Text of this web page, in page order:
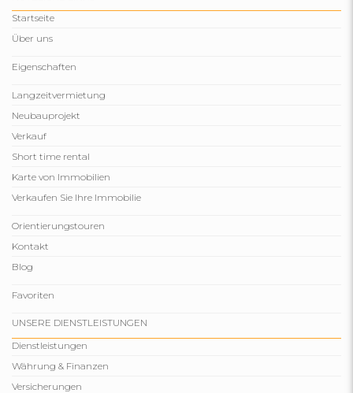
Startseite
Über uns
Eigenschaften
Langzeitvermietung
Neubauprojekt
Verkauf
Short time rental
Karte von Immobilien
Verkaufen Sie Ihre Immobilie
Orientierungstouren
Kontakt
Blog
Favoriten
UNSERE DIENSTLEISTUNGEN
Dienstleistungen
Währung & Finanzen
Versicherungen